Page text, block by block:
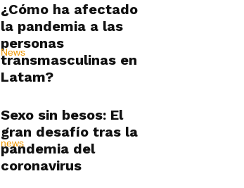
¿Cómo ha afectado
la pandemia a las
personas
transmasculinas en
Latam?
Sexo sin besos: El
gran desafío tras la
pandemia del
coronavirus